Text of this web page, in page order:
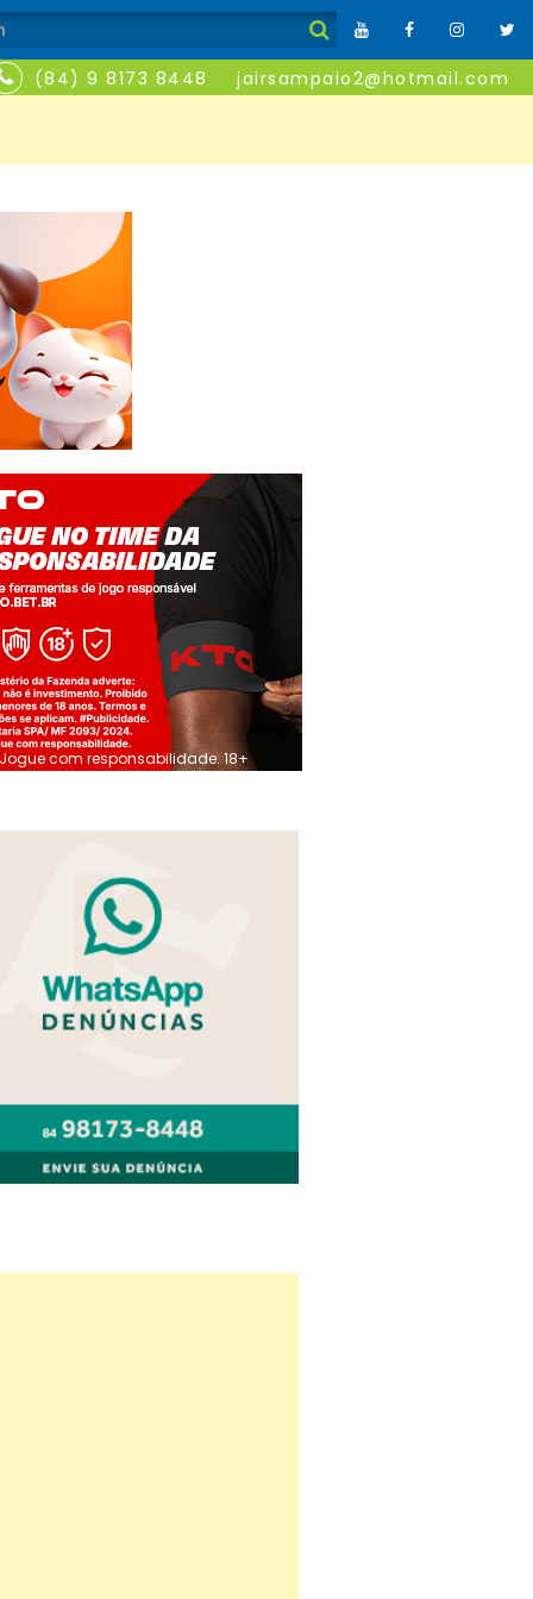
(84) 9 8173 8448 jairsampaio2@hotmail.com
Jogue com responsabilidade. 18+